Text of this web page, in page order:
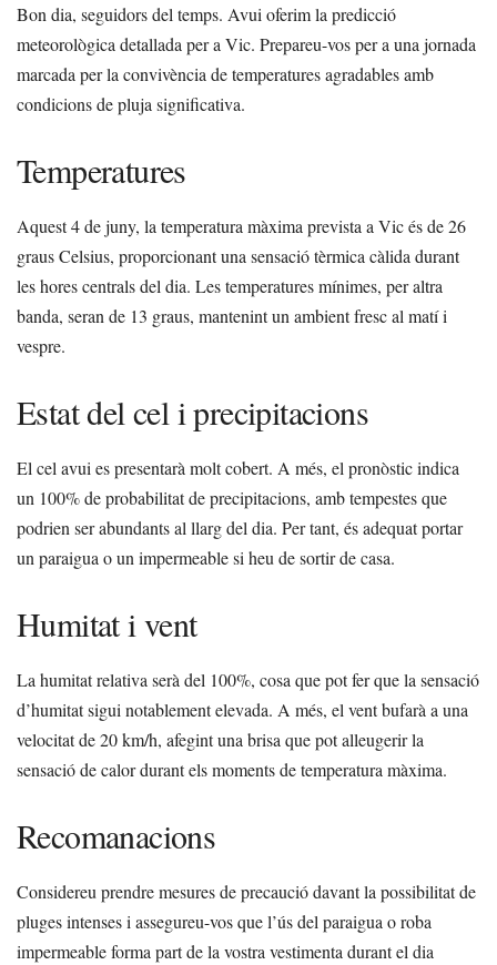
Bon dia, seguidors del temps. Avui oferim la predicció
meteorològica detallada per a Vic. Prepareu-vos per a una jornada
marcada per la convivència de temperatures agradables amb
condicions de pluja significativa.
Temperatures
Aquest 4 de juny, la temperatura màxima prevista a Vic és de 26
graus Celsius, proporcionant una sensació tèrmica càlida durant
les hores centrals del dia. Les temperatures mínimes, per altra
banda, seran de 13 graus, mantenint un ambient fresc al matí i
vespre.
Estat del cel i precipitacions
El cel avui es presentarà molt cobert. A més, el pronòstic indica
un 100% de probabilitat de precipitacions, amb tempestes que
podrien ser abundants al llarg del dia. Per tant, és adequat portar
un paraigua o un impermeable si heu de sortir de casa.
Humitat i vent
La humitat relativa serà del 100%, cosa que pot fer que la sensació
d’humitat sigui notablement elevada. A més, el vent bufarà a una
velocitat de 20 km/h, afegint una brisa que pot alleugerir la
sensació de calor durant els moments de temperatura màxima.
Recomanacions
Considereu prendre mesures de precaució davant la possibilitat de
pluges intenses i assegureu-vos que l’ús del paraigua o roba
impermeable forma part de la vostra vestimenta durant el dia